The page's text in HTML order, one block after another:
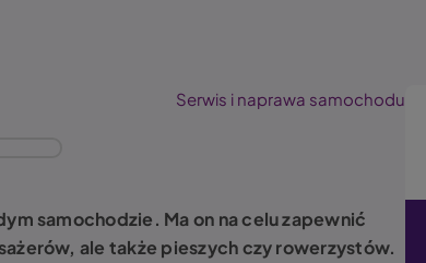
Serwis i naprawa samochodu
samochodzie. Ma on na celu zapewnić
ale także pieszych czy rowerzystów.